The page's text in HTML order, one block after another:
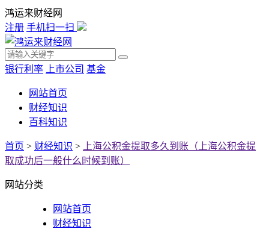
鸿运来财经网
注册 手机扫一扫
银行利率 上市公司 基金
网站首页
财经知识
百科知识
首页 > 财经知识 >
上海公积金提取多久到账（上海公积金提
取成功后一般什么时候到账）
网站分类
网站首页
财经知识